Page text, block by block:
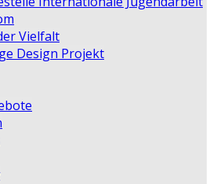
Vielfalt
Design Projekt